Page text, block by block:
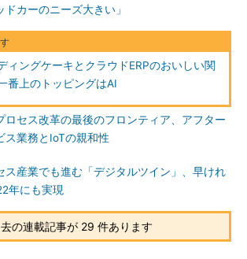
ドカーのニーズ大きい」
ィングケーキとクラウドERPのおいしい関
番上のトッピングはAI
ロセス改革の最後のフロンティア、アフター
ス業務とIoTの親和性
ス産業でも進む「デジタルツイン」、早けれ
年にも実現
の連載記事が 29 件あります